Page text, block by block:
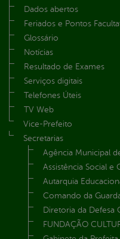
Dados abertos
Feriados e Pontos
Glossário
Notícias
Resultado de Exames
Serviços digitais
Telefones Úteis
TV Web
Vice-Prefeito
Secretarias
Agência Municipal
Assistência Social e
Autarquia
Comando da
Diretoria da Defesa
FUNDAÇÃO